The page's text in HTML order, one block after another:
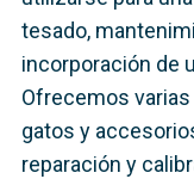
tesado,
incorporación de
Ofrecemos
gatos y
reparación y